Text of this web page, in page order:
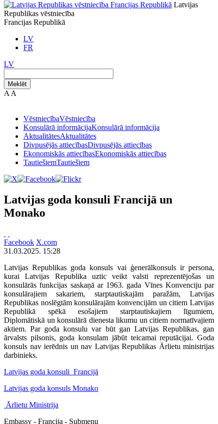
Latvijas
Republikas vēstniecība
Francijas Republikā
LV
FR
LV
Meklēt
A A
VēstniecībaVēstniecība
Konsulārā informācijaKonsulārā informācija
AktualitātesAktualitātes
Divpusējās attiecībasDivpusējās attiecības
Ekonomiskās attiecībasEkonomiskās attiecības
TautiešiemTautiešiem
Latvijas goda konsuli Francijā un
Monako
Facebook X.com
31.03.2025. 15:28
Latvijas Republikas goda konsuls vai ģenerālkonsuls ir persona,
kurai Latvijas Republika uztic veikt valsti reprezentējošas un
konsulārās funkcijas saskaņā ar 1963. gada Vīnes Konvenciju par
konsulārajiem sakariem, starptautiskajām paražām, Latvijas
Republikas noslēgtām konsulārajām konvencijām un citiem Latvijas
Republikā spēkā esošajiem starptautiskajiem līgumiem,
Diplomātiskā un konsulārā dienesta likumu un citiem normatīvajiem
aktiem. Par goda konsulu var būt gan Latvijas Republikas, gan
ārvalsts pilsonis, goda konsulam jābūt teicamai reputācijai. Goda
konsuls nav ierēdnis un nav Latvijas Republikas Ārlietu ministrijas
darbinieks.
Latvijas goda konsuli Francijā
Latvijas goda konsuls Monako
Ārlietu Ministrija
Embassy - Francija - Submenu